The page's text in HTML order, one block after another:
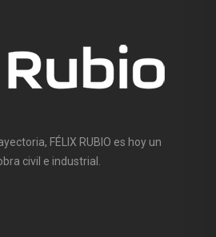
FÉLIX RUBIO es hoy un
civil e industrial.